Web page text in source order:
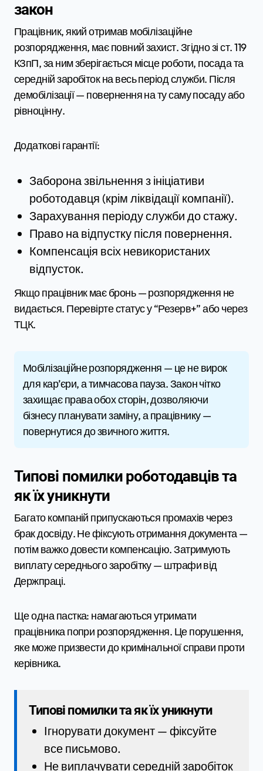
закон
Працівник, який отримав мобілізаційне
розпорядження, має повний захист. Згідно зі ст. 119
КЗпП, за ним зберігається місце роботи, посада та
середній заробіток на весь період служби. Після
демобілізації — повернення на ту саму посаду або
рівноцінну.
Додаткові гарантії:
Заборона звільнення з ініціативи
роботодавця (крім ліквідації компанії).
Зарахування періоду служби до стажу.
Право на відпустку після повернення.
Компенсація всіх невикористаних
відпусток.
Якщо працівник має бронь — розпорядження не
видається. Перевірте статус у “Резерв+” або через
ТЦК.
Мобілізаційне розпорядження — це не вирок
для кар’єри, а тимчасова пауза. Закон чітко
захищає права обох сторін, дозволяючи
бізнесу планувати заміну, а працівнику —
повернутися до звичного життя.
Типові помилки роботодавців та
як їх уникнути
Багато компаній припускаються промахів через
брак досвіду. Не фіксують отримання документа —
потім важко довести компенсацію. Затримують
виплату середнього заробітку — штрафи від
Держпраці.
Ще одна пастка: намагаються утримати
працівника попри розпорядження. Це порушення,
яке може призвести до кримінальної справи проти
керівника.
Типові помилки та як їх уникнути
Ігнорувати документ — фіксуйте
все письмово.
Не виплачувати середній заробіток